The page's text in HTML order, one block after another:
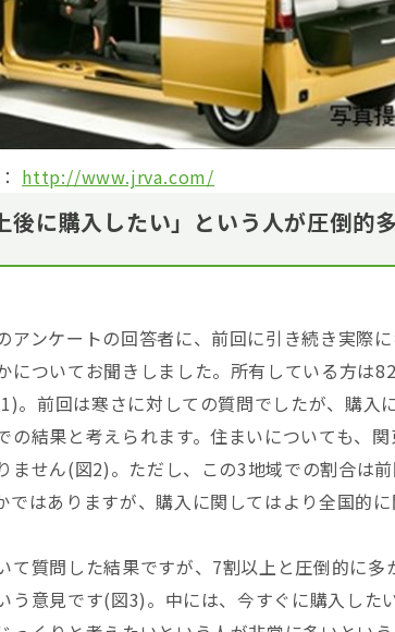
http://www.jrva.com/
に購入したい」という人が圧倒的
アンケートの回答者に、前回に引き続き実際
についてお聞きしました。所有している方は
。前回は寒さに対しての質問でしたが、購入
の結果と考えられます。住まいについても、
ません(図2)。ただし、この3地域での割合は
ではありますが、購入に関してはより全国的
て質問した結果ですが、7割以上と圧倒的に多
う意見です(図3)。中には、今すぐに購入した